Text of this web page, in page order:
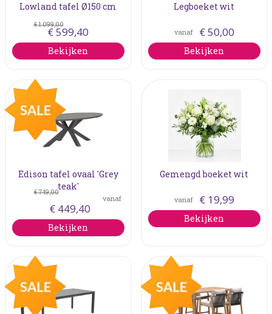
Lowland tafel Ø150 cm
€1.099,00
€599,40
Bekijken
Legboeket wit
vanaf €50,00
Bekijken
Edison tafel ovaal 'Grey
teak'
vanaf
€749,00
€ 449,40
Bekijken
Gemengd boeket wit
vanaf € 19,99
Bekijken